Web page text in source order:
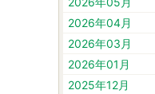
2026年04月
2026年03月
2026年01月
2025年12月